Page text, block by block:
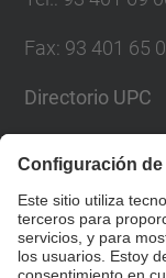
Fax: 93 401 65
Directorio UPC
© UPCEscuela